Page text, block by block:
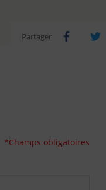
Partager
*Champs obligatoires